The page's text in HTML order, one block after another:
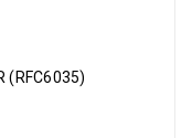
(RFC6035)